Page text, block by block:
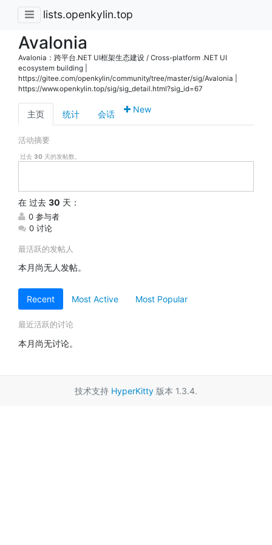
lists.openkylin.top
Avalonia
Avalonia：跨平台.NET UI框架生态建设 / Cross-platform .NET UI
ecosystem building |
https://gitee.com/openkylin/community/tree/master/sig/Avalonia |
https://www.openkylin.top/sig/sig_detail.html?sig_id=67
主页 统计 会话 New
活动摘要
过去 30天的发帖数。
在 过去 30 天：
0 参与者
0 讨论
最活跃的发帖人
本月尚无人发帖。
Recent Most Active Most Popular
最近活跃的讨论
本月尚无讨论。
技术支持 HyperKitty 版本 1.3.4.